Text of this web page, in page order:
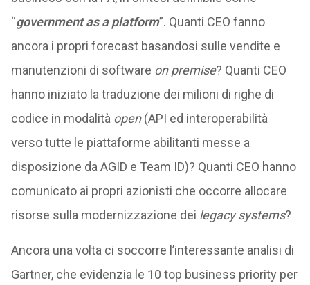
“government as a platform”. Quanti CEO fanno
ancora i propri forecast basandosi sulle vendite e
manutenzioni di software on premise? Quanti CEO
hanno iniziato la traduzione dei milioni di righe di
codice in modalità open(API ed interoperabilità
verso tutte le piattaforme abilitanti messe a
disposizione da AGID e Team ID)? Quanti CEO hanno
comunicato ai propri azionisti che occorre allocare
risorse sulla modernizzazione dei legacy systems?
Ancora una volta ci soccorre l’interessante analisi di
Gartner, che evidenzia le 10 top business priority per